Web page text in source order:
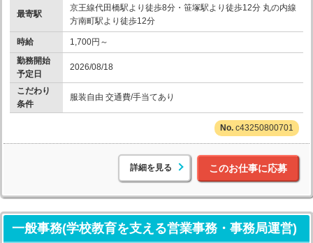
最寄駅
京王線代田橋駅より徒歩8分・笹塚駅より徒歩12分 丸の内線
方南町駅より徒歩12分
時給
1,700円～
勤務開始
予定日
2026/08/18
こだわり
条件
服装自由 交通費/手当てあり
c43250800701
詳細を見る このお仕事に応募
一般事務(学校教育を支える営業事務・事務局運営)